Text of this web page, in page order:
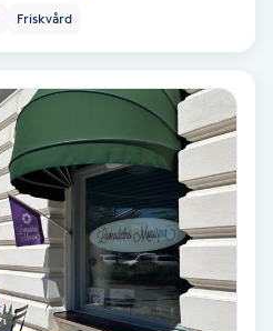
Friskvård